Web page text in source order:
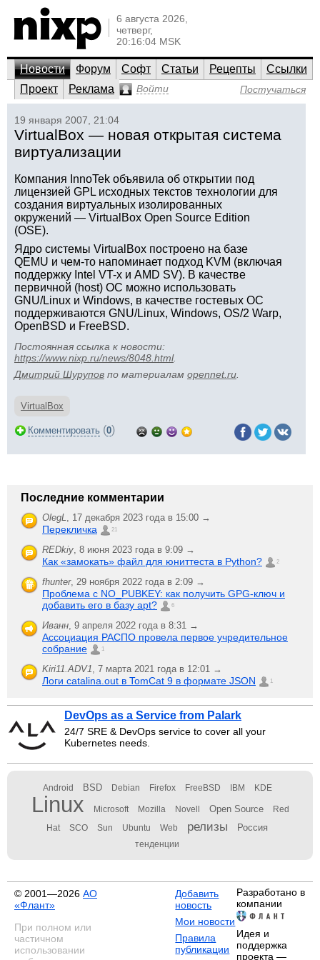
6 августа 2026,
четверг,
20:16:04 MSK
Новости Форум Софт Статьи Рецепты
Ссылки
Проект
Реклама Войти Постучаться
19 января 2007, 21:04
VirtualBox — новая открытая система
виртуализации
Компания InnoTek объявила об открытии под
лицензией GPL исходных текстов технологии для
создания виртуальных изолированных
окружений — VirtualBox Open Source Edition
(OSE).
Ядро системы VirtualBox построено на базе
QEMU и чем-то напоминает подход KVM (включая
поддержку Intel VT-x и AMD SV). В качестве
первичной (host) ОС можно использовать
GNU/Linux и Windows, в качестве гостевых ОС
поддерживаются GNU/Linux, Windows, OS/2 Warp,
OpenBSD и FreeBSD.
Постоянная ссылка к новости:
https://www.nixp.ru/news/8048.html.
Дмитрий Шурупов по материалам opennet.ru
VirtualBox
Комментировать (0)
Последние комментарии
OlegL, 17 декабря 2023 года в 15:00 →
Перекличка 21
REDkiy, 8 июня 2023 года в 9:09 →
Как «замокать» файл для юниттеста в Python? 2
fhunter, 29 ноября 2022 года в 2:09 →
Проблема с NO_PUBKEY: как получить GPG-ключ и
добавить его в базу apt?
6
Иванн, 9 апреля 2022 года в 8:31 →
Ассоциация РАСПО провела первое учредительное
собрание
1
Kiri11.ADV1, 7 марта 2021 года в 12:01 →
Логи catalina.out в TomCat 9 в формате JSON 1
DevOps as a Service from Palark
24/7 SRE & DevOps service to cover all your
Kubernetes needs.
Android BSD Debian Firefox FreeBSD IBM KDE
Linux Microsoft Mozilla Novell Open Source Red
Hat SCO Sun Ubuntu Web релизы Россия
тенденции
© 2001—2026 АО
«Флант»
При полном или
частичном
использовании
Добавить
новость
Мои новости
Правила
публикации
Разработано в
компании
Идея и
поддержка
проекта —